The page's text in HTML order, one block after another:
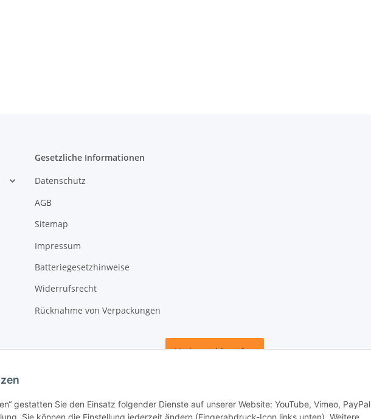
Gesetzliche Informationen
Datenschutz
AGB
Sitemap
Impressum
Batteriegesetzhinweise
Widerrufsrecht
Rücknahme von Verpackungen
Vertrag widerrufen
gestatten Sie den Einsatz folgender Dienste auf unserer Website: YouTube, Vimeo, PayPal
Sie können die Einstellung jederzeit ändern (Fingerabdruck-Icon links unten). Weitere